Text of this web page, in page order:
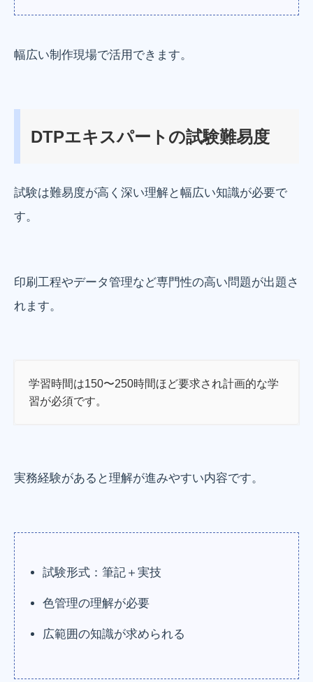
幅広い制作現場で活用できます。
DTPエキスパートの試験難易度
試験は難易度が高く深い理解と幅広い知識が必要で
す。
印刷工程やデータ管理など専門性の高い問題が出題さ
れます。
学習時間は150〜250時間ほど要求され計画的な学
習が必須です。
実務経験があると理解が進みやすい内容です。
試験形式：筆記＋実技
色管理の理解が必要
広範囲の知識が求められる